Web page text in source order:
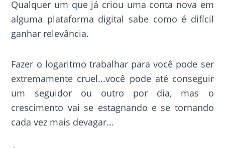
Qualquer um que já criou uma conta nova em
alguma plataforma digital sabe como é difícil
ganhar relevância.
Fazer o logaritmo trabalhar para você pode ser
extremamente cruel...você pode até conseguir
um seguidor ou outro por dia, mas o
crescimento vai se estagnando e se tornando
cada vez mais devagar...